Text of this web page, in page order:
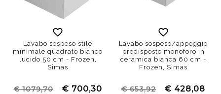
Lavabo sospeso stile
minimale quadrato bianco
lucido 50 cm - Frozen,
Simas
€ 1079,70 € 700,30
Lavabo sospeso/appoggio
predisposto monoforo in
ceramica bianca 60 cm -
Frozen, Simas
€ 653,92 € 428,08